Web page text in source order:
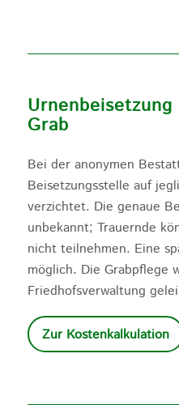
Grab
Bei der anonymen
Beisetzungsstelle auf
verzichtet. Die genaue
unbekannt; Trauernde
nicht teilnehmen. Eine
möglich. Die Grabpflege
Friedhofsverwaltung
Zur Kostenkalkulation